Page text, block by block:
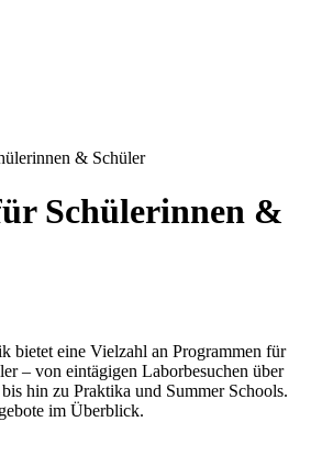
& Schüler
Schülerinnen &
bietet eine Vielzahl an Programmen für
– von eintägigen Laborbesuchen über
hin zu Praktika und Summer Schools.
im Überblick.